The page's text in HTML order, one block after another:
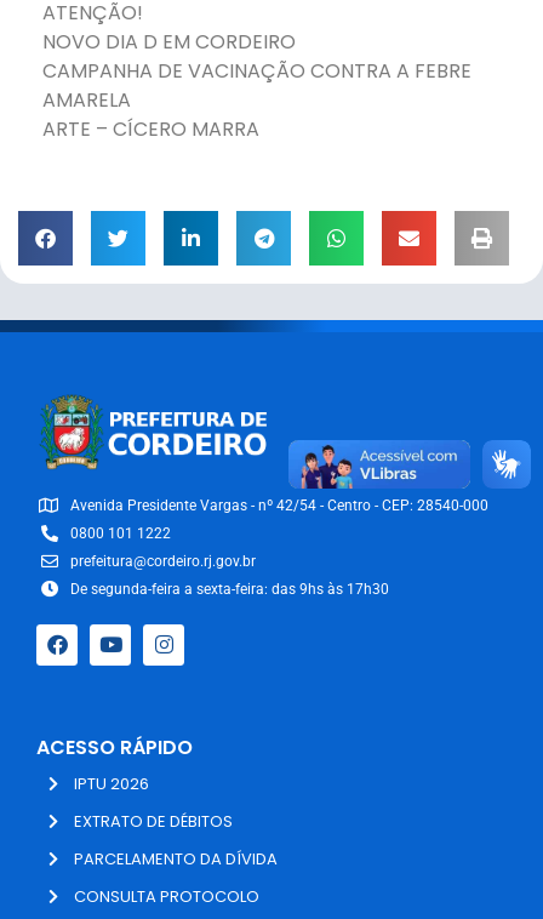
ATENÇÃO!
NOVO DIA D EM CORDEIRO
CAMPANHA DE VACINAÇÃO CONTRA A FEBRE
AMARELA
ARTE – CÍCERO MARRA
Avenida Presidente Vargas - nº 42/54 - Centro - CEP: 28540-000
0800 101 1222
prefeitura@cordeiro.rj.gov.br
De segunda-feira a sexta-feira: das 9hs às 17h30
ACESSO RÁPIDO
IPTU 2026
EXTRATO DE DÉBITOS
PARCELAMENTO DA DÍVIDA
CONSULTA PROTOCOLO